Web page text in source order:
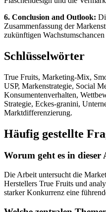
6. Conclusion and Outlook:
Zusammenfassung der
zukünftigen
Schlüsselwörter
True Fruits, Marketing-Mix,
USP, Markenstrategie, Social
Konsumentenverhalten,
Strategie, Eckes-granini,
Marktdifferenzierung.
Häufig gestellte
Worum geht es in dieser
Die Arbeit untersucht die
Herstellers True Fruits und
starker Konkurrenz eine